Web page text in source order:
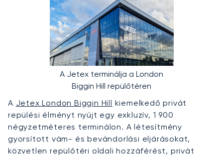
A Jetex terminálja a London
Biggin Hill repülőtéren
A Jetex London Biggin Hill kiemelkedő privát
repülési élményt nyújt egy exkluzív, 1 900
négyzetméteres terminálon. A létesítmény
gyorsított vám- és bevándorlási eljárásokat,
közvetlen repülőtéri oldali hozzáférést, privát